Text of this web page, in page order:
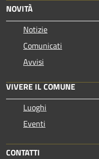
NOVITÀ
Notizie
Comunicati
Avvisi
VIVERE IL COMUNE
Luoghi
Eventi
CONTATTI